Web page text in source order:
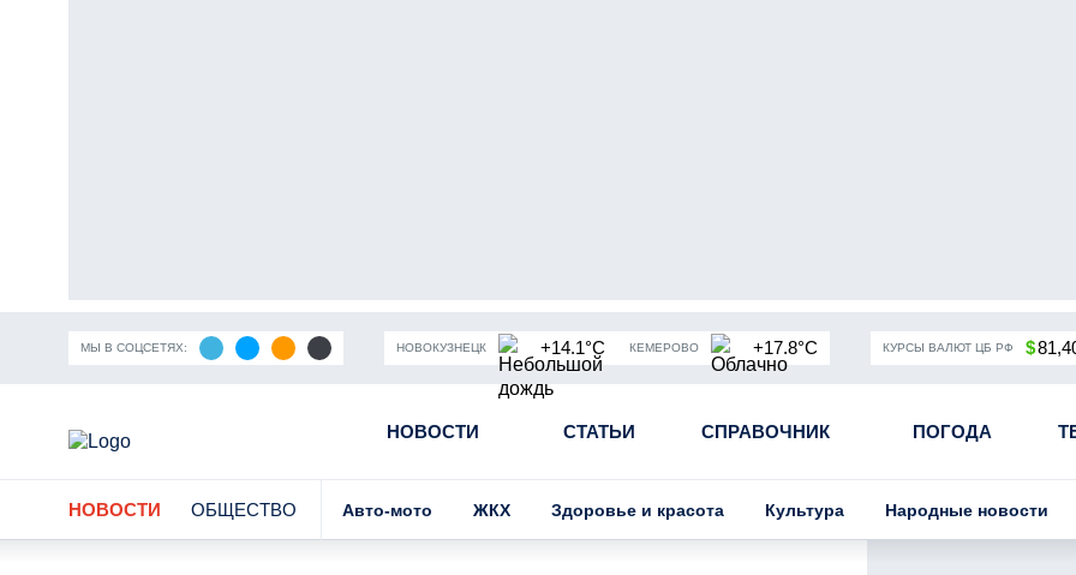
МЫ В СОЦСЕТЯХ: НОВОКУЗНЕЦК +14.1°C КЕМЕРОВО +17.8°C КУРСЫ ВАЛЮТ ЦБ РФ $
НОВОСТИ СТАТЬИ СПРАВОЧНИК ПОГОДА
Кузбасса Пандемия коронавирусной инфекции Частичная мобилизация в России Угольная промышленность
НОВОСТИ ОБЩЕСТВО Авто-мото ЖКХ Здоровье и красота Культура Народные новости